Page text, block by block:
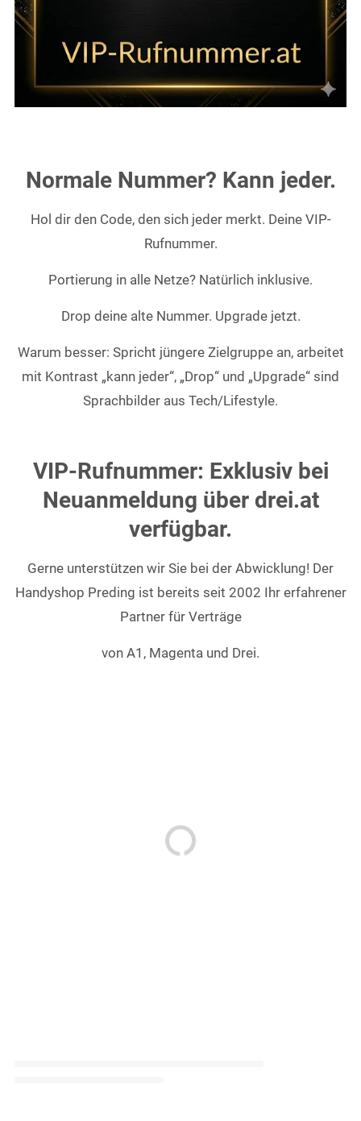
Normale Nummer? Kann jeder.
Hol dir den Code, den sich jeder merkt. Deine VIP-
Rufnummer.
Portierung in alle Netze? Natürlich inklusive.
Drop deine alte Nummer. Upgrade jetzt.
Warum besser: Spricht jüngere Zielgruppe an, arbeitet
mit Kontrast „kann jeder“, „Drop“ und „Upgrade“ sind
Sprachbilder aus Tech/Lifestyle.
VIP-Rufnummer: Exklusiv bei
Neuanmeldung über drei.at
verfügbar.
Gerne unterstützen wir Sie bei der Abwicklung! Der
Handyshop Preding ist bereits seit 2002 Ihr erfahrener
Partner für Verträge
von A1, Magenta und Drei.